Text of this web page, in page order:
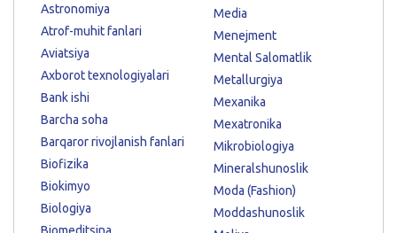
Astronomiya
Atrof-muhit fanlari
Aviatsiya
Axborot texnologiyalari
Bank ishi
Barcha soha
Barqaror rivojlanish fanlari
Biofizika
Biokimyo
Biologiya
Media
Menejment
Mental Salomatlik
Metallurgiya
Mexanika
Mexatronika
Mikrobiologiya
Mineralshunoslik
Moda (Fashion)
Moddashunoslik